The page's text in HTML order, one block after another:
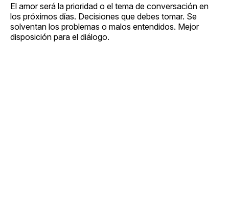
El amor será la prioridad o el tema de conversación en
los próximos días. Decisiones que debes tomar. Se
solventan los problemas o malos entendidos. Mejor
disposición para el diálogo.